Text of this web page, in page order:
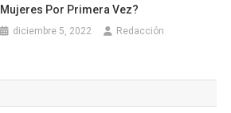
Mujeres Por Primera Vez?
diciembre 5, 2022 Redacción